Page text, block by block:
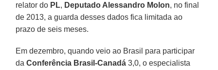
relator do PL, Deputado Alessandro Molon, no final
de 2013, a guarda desses dados fica limitada ao
prazo de seis meses.
Em dezembro, quando veio ao Brasil para participar
daConferência Brasil-Canadá 3,0, o especialista